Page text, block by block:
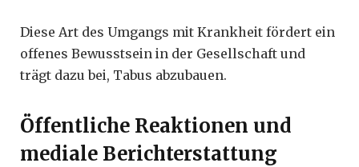
Diese Art des Umgangs mit Krankheit fördert ein
offenes Bewusstsein in der Gesellschaft und
trägt dazu bei, Tabus abzubauen.
Öffentliche Reaktionen und
mediale Berichterstattung